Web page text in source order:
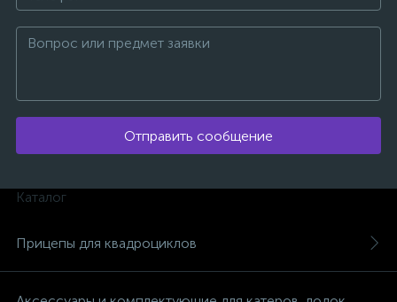
Отправить сообщение
Каталог
Прицепы для квадроциклов